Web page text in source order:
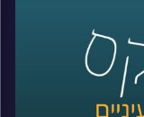
ד״ר חיים קורן,
אוניברסיטת
ומצרים.